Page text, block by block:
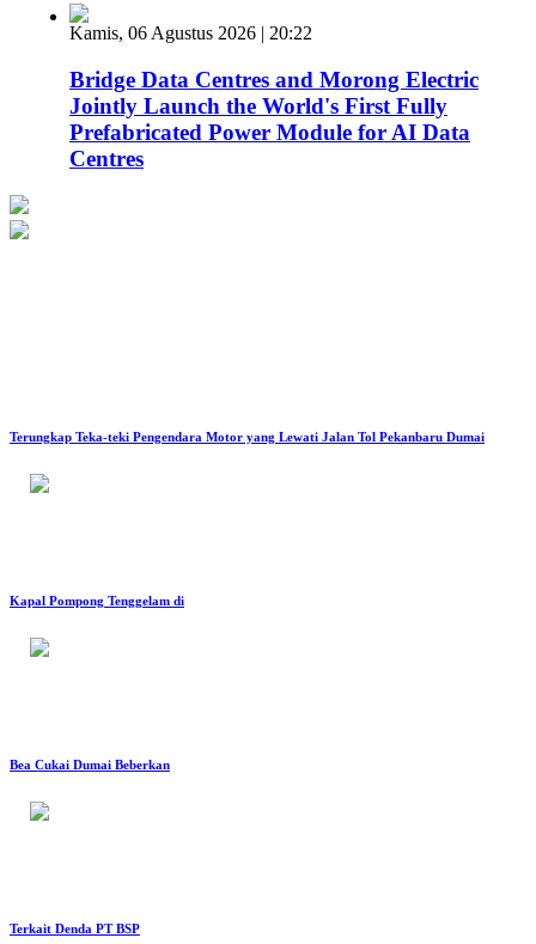
Kamis, 06 Agustus 2026 | 20:22
Bridge Data Centres and Morong Electric
Jointly Launch the World's First Fully
Prefabricated Power Module for AI Data
Centres
Terungkap Teka-teki Pengendara Motor yang Lewati Jalan Tol Pekanbaru Dumai
Kapal Pompong Tenggelam di
Bea Cukai Dumai Beberkan
Terkait Denda PT BSP